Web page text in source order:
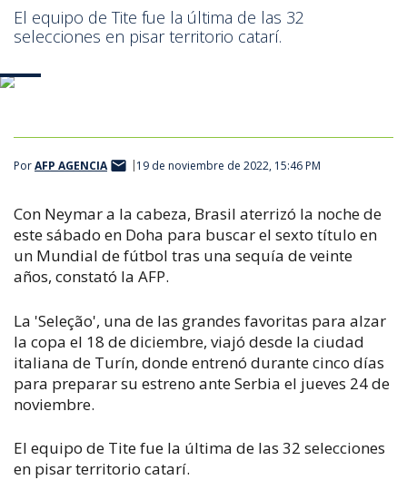
El equipo de Tite fue la última de las 32
selecciones en pisar territorio catarí.
PorAFP AGENCIA 19 de noviembre de 2022, 15:46 PM
Con Neymar a la cabeza, Brasil aterrizó la noche de
este sábado en Doha para buscar el sexto título en
un Mundial de fútbol tras una sequía de veinte
años, constató la AFP.
La 'Seleção', una de las grandes favoritas para alzar
la copa el 18 de diciembre, viajó desde la ciudad
italiana de Turín, donde entrenó durante cinco días
para preparar su estreno ante Serbia el jueves 24 de
noviembre.
El equipo de Tite fue la última de las 32 selecciones
en pisar territorio catarí.